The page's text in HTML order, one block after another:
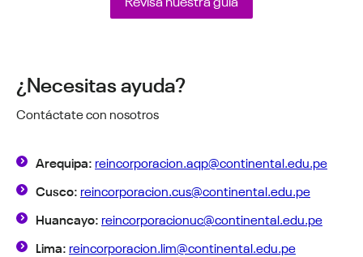
¿Necesitas ayuda?
Contáctate con nosotros
Arequipa: reincorporacion.aqp@continental.edu.pe
Cusco: reincorporacion.cus@continental.edu.pe
Huancayo: reincorporacionuc@continental.edu.pe
Lima: reincorporacion.lim@continental.edu.pe